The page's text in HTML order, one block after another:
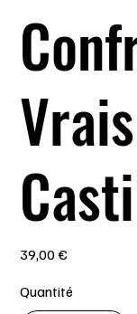
39,00 €
Quantité